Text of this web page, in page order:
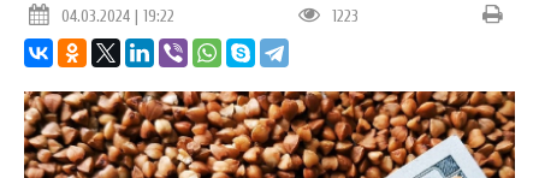
04.03.2024 | 19:22 1223